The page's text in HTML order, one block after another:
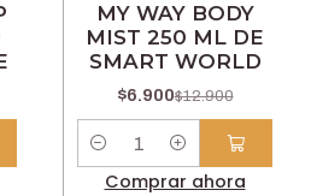
MY WAY BODY
MIST 250 ML DE
SMART WORLD
$6.900$12.900
Comprar ahora